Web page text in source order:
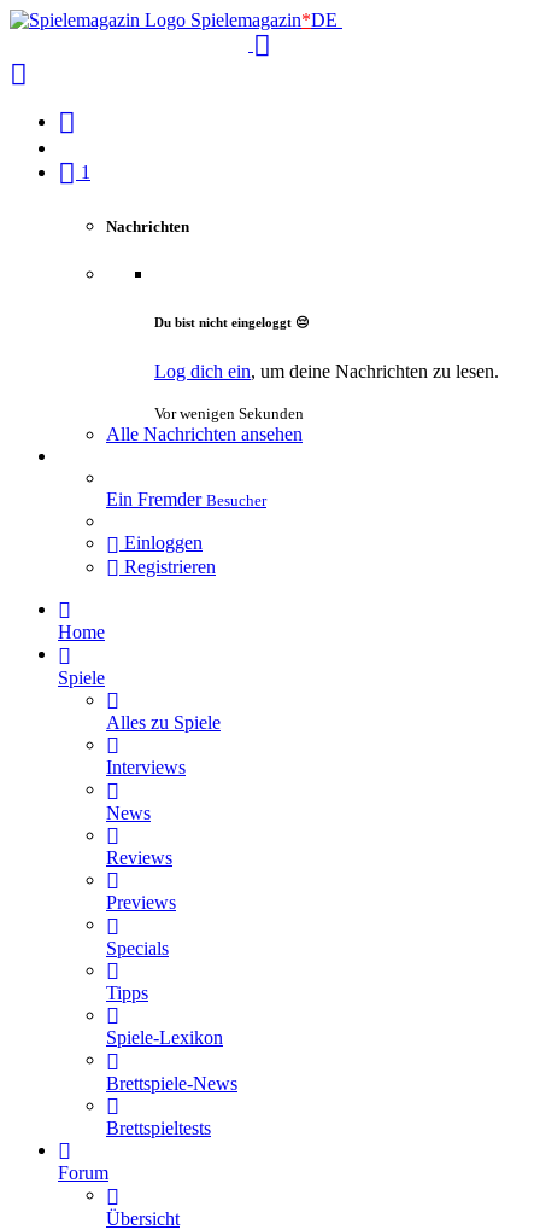
Spielemagazin*DE
1
Nachrichten
Du bist nicht eingeloggt 😔
Log dich ein, um deine Nachrichten zu lesen.
Vor wenigen Sekunden
Alle Nachrichten ansehen
Ein Fremder Besucher
Einloggen
Registrieren
Home
Spiele
Alles zu Spiele
Interviews
News
Reviews
Previews
Specials
Tipps
Spiele-Lexikon
Brettspiele-News
Brettspieltests
Forum
Übersicht